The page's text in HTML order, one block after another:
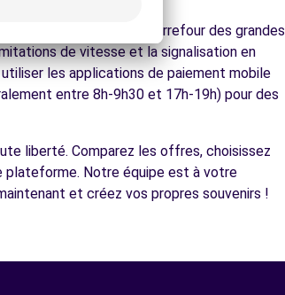
la région est au carrefour des grandes
de vitesse et la signalisation en
les applications de paiement mobile
entre 8h-9h30 et 17h-19h) pour des
liberté. Comparez les offres, choisissez
plateforme. Notre équipe est à votre
et créez vos propres souvenirs !